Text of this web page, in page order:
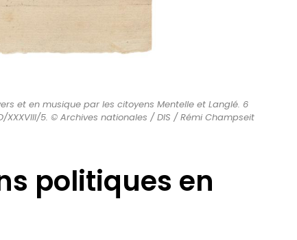
et en musique par les citoyens Mentelle et Langlé. 6
XXXVIII/5. © Archives nationales / DIS / Rémi Champseit
politiques en